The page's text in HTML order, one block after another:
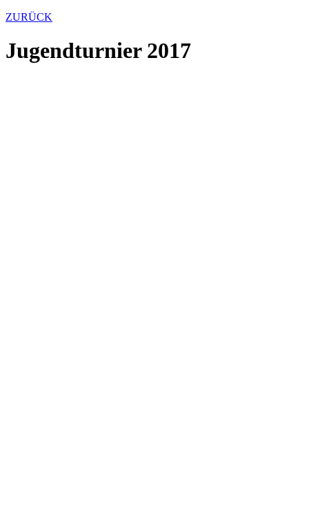
ZURÜCK
Jugendturnier 2017